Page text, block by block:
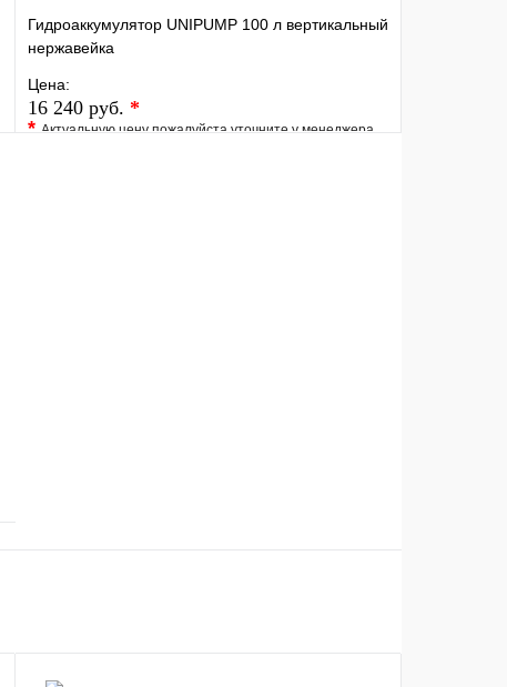
Гидроаккумулятор UNIPUMP 100 л вертикальный
нержавейка
Цена:
16 240 руб. *
*Актуальную цену пожалуйста уточните у менеджера